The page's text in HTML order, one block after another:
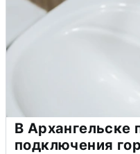
В Архангельске
подключения